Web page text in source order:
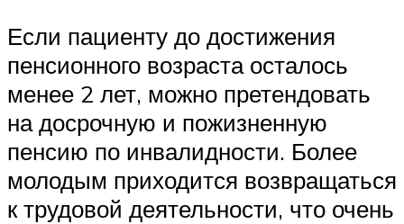
Если пациенту до достижения
пенсионного возраста осталось
менее 2 лет, можно претендовать
на досрочную и пожизненную
пенсию по инвалидности. Более
молодым приходится возвращаться
к трудовой деятельности, что очень